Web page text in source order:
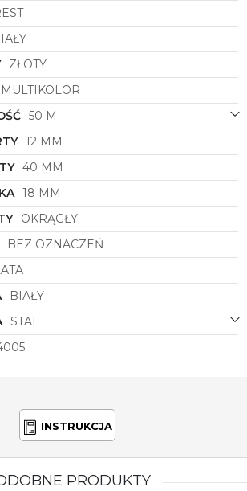
okrągły, odzwierciedla
do wzornictwa zegarków,
nowoczesnym i stylowym
Kors MK7535to nie tylko
ale także wyrafinowany
który podkreśli indywidualny
każdej kobiety.
Michael Kors
czasu, lecz także luksusowy
wzrok i podkreśla
stylizacji. Dla kobiet ceniących
nowoczesny design i
ten model zegarka to niezwykle
która zachwyci nawet
kobiety.
ZŁOTY
MULTIKOLOR
50 M
12 MM
40 MM
18 MM
OKRĄGŁY
BEZ OZNACZEŃ
BIAŁY
STAL
INSTRUKCJA
PRODUKTY